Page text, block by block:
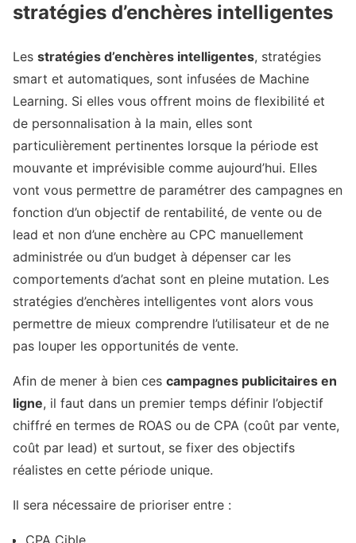
stratégies d’enchères intelligentes
Les stratégies d’enchères intelligentes, stratégies
smart et automatiques, sont infusées de Machine
Learning. Si elles vous offrent moins de flexibilité et
de personnalisation à la main, elles sont
particulièrement pertinentes lorsque la période est
mouvante et imprévisible comme aujourd’hui. Elles
vont vous permettre de paramétrer des campagnes en
fonction d’un objectif de rentabilité, de vente ou de
lead et non d’une enchère au CPC manuellement
administrée ou d’un budget à dépenser car les
comportements d’achat sont en pleine mutation. Les
stratégies d’enchères intelligentes vont alors vous
permettre de mieux comprendre l’utilisateur et de ne
pas louper les opportunités de vente.
Afin de mener à bien ces campagnes publicitaires en
ligne, il faut dans un premier temps définir l’objectif
chiffré en termes de ROAS ou de CPA (coût par vente,
coût par lead) et surtout, se fixer des objectifs
réalistes en cette période unique.
Il sera nécessaire de prioriser entre :
CPA Cible